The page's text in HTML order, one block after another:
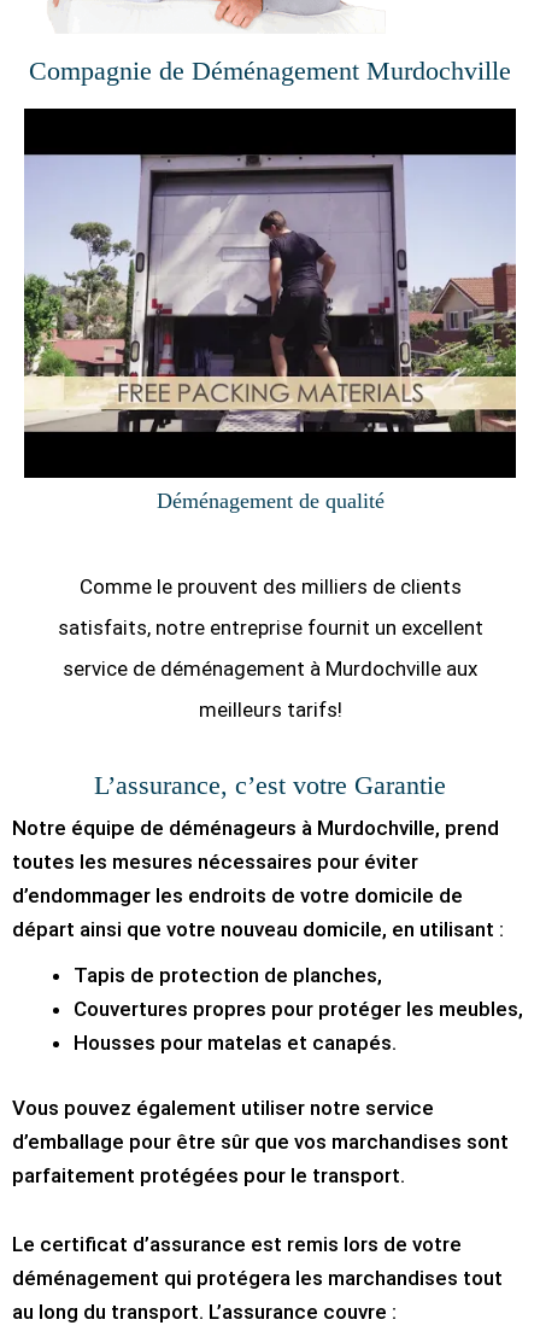
Compagnie de Déménagement Murdochville
Déménagement de qualité
Comme le prouvent des milliers de clients
satisfaits, notre entreprise fournit un excellent
service de déménagement à Murdochville aux
meilleurs tarifs!
L’assurance, c’est votre Garantie
Notre équipe de déménageurs à Murdochville, prend
toutes les mesures nécessaires pour éviter
d’endommager les endroits de votre domicile de
départ ainsi que votre nouveau domicile, en utilisant :
Tapis de protection de planches,
Couvertures propres pour protéger les meubles,
Housses pour matelas et canapés.
Vous pouvez également utiliser notre service
d’emballage pour être sûr que vos marchandises sont
parfaitement protégées pour le transport.
Le certificat d’assurance est remis lors de votre
déménagement qui protégera les marchandises tout
au long du transport. L’assurance couvre :